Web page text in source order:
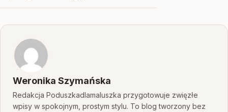
Weronika Szymańska
Redakcja Poduszkadlamaluszka przygotowuje zwięzłe
wpisy w spokojnym, prostym stylu. To blog tworzony bez